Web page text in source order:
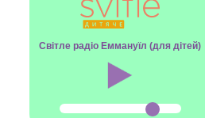
Світле радіо Еммануїл (для дітей)